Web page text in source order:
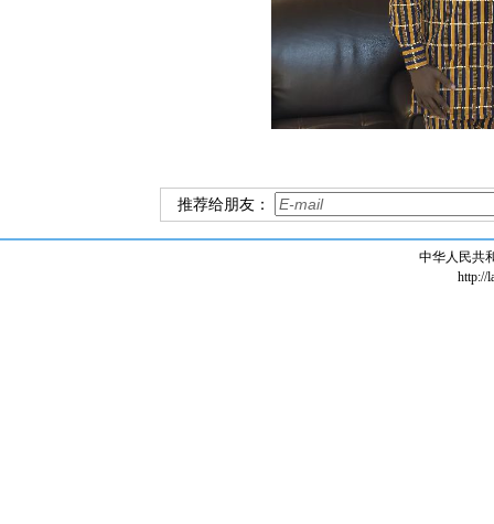
推荐给朋友：
中华人民共
http://